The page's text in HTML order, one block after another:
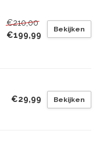
€210,00
€199,99
Bekijken
€29,99 Bekijken